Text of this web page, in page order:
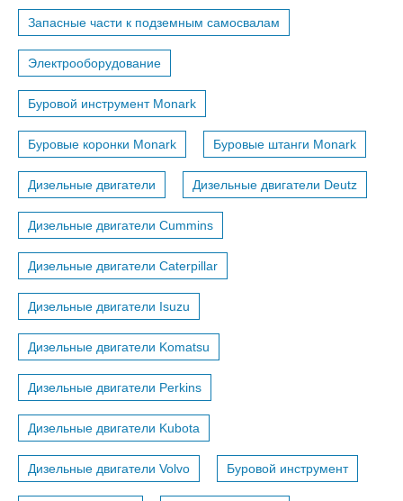
Запасные части к подземным самосвалам
Электрооборудование
Буровой инструмент Monark
Буровые коронки Monark Буровые штанги Monark
Дизельные двигатели Дизельные двигатели Deutz
Дизельные двигатели Cummins
Дизельные двигатели Caterpillar
Дизельные двигатели Isuzu
Дизельные двигатели Komatsu
Дизельные двигатели Perkins
Дизельные двигатели Kubota
Дизельные двигатели Volvo Буровой инструмент